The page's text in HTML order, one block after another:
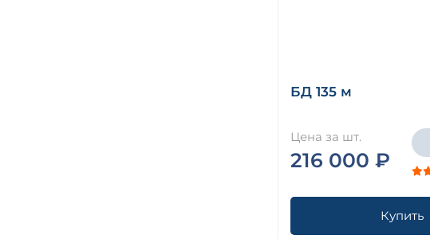
БД 135 м
Цена за шт.
216 000 ₽
Купить